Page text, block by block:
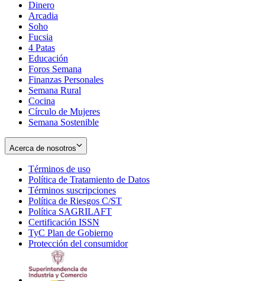
Dinero
Arcadia
Soho
in
new
window
Fucsia
in
new
window
4 Patas
Educación
Foros Semana
Finanzas Personales
Semana Rural
Cocina
Círculo de Mujeres
Semana Sostenible
Acerca de nosotros
Términos de uso
in
new
window
Política de Tratamiento de Datos
Términos suscripciones
in
Política de Riesgos C/ST
Política SAGRILAFT
new
window
Certificación ISSN
in
new
TyC Plan de Gobierno
in
Protección del consumidorOpens